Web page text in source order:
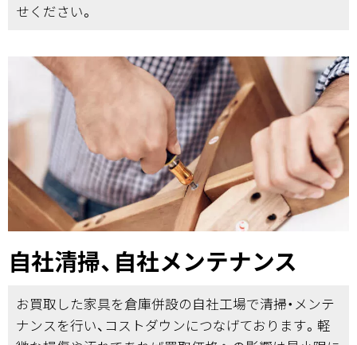
せください。
自社清掃、自社メンテナンス
お買取した家具を倉庫併設の自社工場で清掃・メンテ
ナンスを行い、コストダウンにつなげております。軽